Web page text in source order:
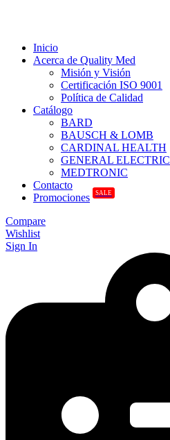
Inicio
Acerca de Quality Med
Misión y Visión
Certificación ISO 9001
Política de Calidad
Catálogo
BARD
BAUSCH & LOMB
CARDINAL HEALTH
GENERAL ELECTRIC
MEDTRONIC
Contacto
Promociones
SALE
Compare
Wishlist
Sign In